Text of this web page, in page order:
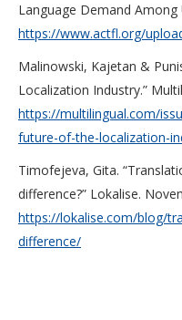
Language Demand Among
https://www.actfl.org/
Malinowski, Kajetan &
Localization Industry.”
https://multilingual.com/
future-of-the-localization-
Timofejeva, Gita.
difference?” Lokalise.
https://lokalise.com/blog/
difference/